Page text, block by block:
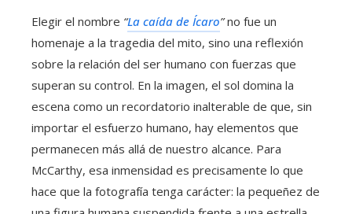
Elegir el nombre “La caída de Ícaro”no fue un
homenaje a la tragedia del mito, sino una reflexión
sobre la relación del ser humano con fuerzas que
superan su control. En la imagen, el sol domina la
escena como un recordatorio inalterable de que, sin
importar el esfuerzo humano, hay elementos que
permanecen más allá de nuestro alcance. Para
McCarthy, esa inmensidad es precisamente lo que
hace que la fotografía tenga carácter: la pequeñez de